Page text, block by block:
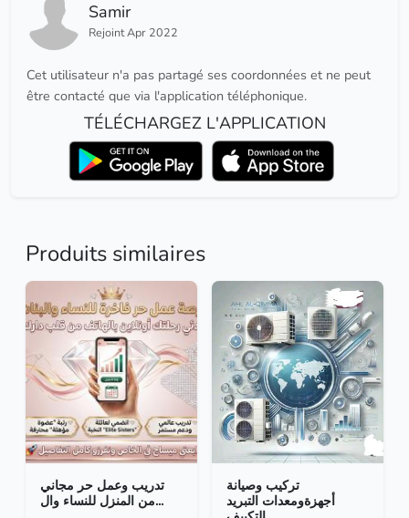
Samir
Rejoint Apr 2022
Cet utilisateur n'a pas partagé ses coordonnées et ne peut
être contacté que via l'application téléphonique.
TÉLÉCHARGEZ L'APPLICATION
Produits similaires
تدريب وعمل حر مجاني
من المنزل للنساء وال...
تركيب وصيانة
أجهزةومعدات التبريد